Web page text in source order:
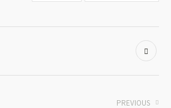
PREVIOUS